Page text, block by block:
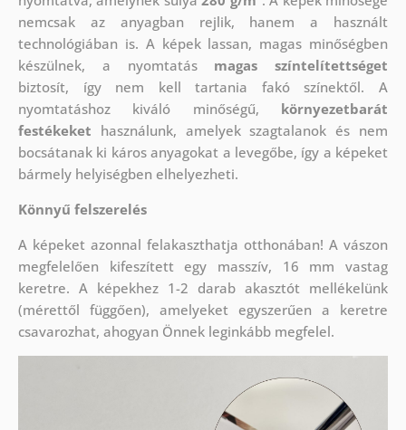
nemcsak az anyagban rejlik, hanem a használt
technológiában is. A képek lassan, magas minőségben
készülnek, a nyomtatás magas színtelítettséget
biztosít, így nem kell tartania fakó színektől. A
nyomtatáshoz kiváló minőségű, környezetbarát
festékeket használunk, amelyek szagtalanok és nem
bocsátanak ki káros anyagokat a levegőbe, így a képeket
bármely helyiségben elhelyezheti.
Könnyű felszerelés
A képeket azonnal felakaszthatja otthonában! A vászon
megfelelően kifeszített egy masszív, 16 mm vastag
keretre. A képekhez 1-2 darab akasztót mellékelünk
(mérettől függően), amelyeket egyszerűen a keretre
csavarozhat, ahogyan Önnek leginkább megfelel.